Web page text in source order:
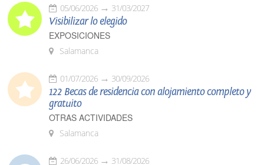
05/06/2026 31/03/2027
Visibilizar lo elegido
EXPOSICIONES
Salamanca
01/07/2026 30/09/2026
122 Becas de residencia con alojamiento completo y
gratuito
OTRAS ACTIVIDADES
Salamanca
26/06/2026 31/08/2026